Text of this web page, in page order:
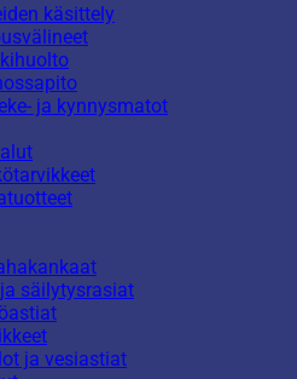
käsittely
ja kynnysmatot
säilytysrasiat
ja vesiastiat